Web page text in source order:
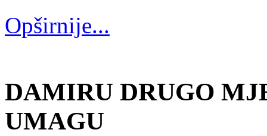
Opširnije...
DAMIRU DRUGO
UMAGU